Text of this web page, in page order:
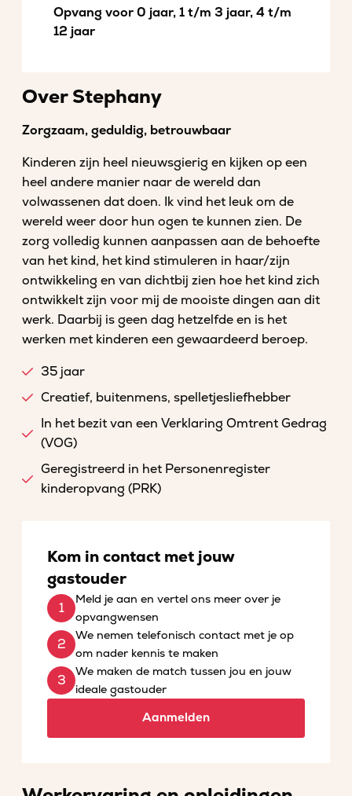
Opvang voor 0 jaar, 1 t/m 3 jaar, 4 t/m
12 jaar
Over Stephany
Zorgzaam, geduldig, betrouwbaar
Kinderen zijn heel nieuwsgierig en kijken op een
heel andere manier naar de wereld dan
volwassenen dat doen. Ik vind het leuk om de
wereld weer door hun ogen te kunnen zien. De
zorg volledig kunnen aanpassen aan de behoefte
van het kind, het kind stimuleren in haar/zijn
ontwikkeling en van dichtbij zien hoe het kind zich
ontwikkelt zijn voor mij de mooiste dingen aan dit
werk. Daarbij is geen dag hetzelfde en is het
werken met kinderen een gewaardeerd beroep.
35 jaar
Creatief, buitenmens, spelletjesliefhebber
In het bezit van een Verklaring Omtrent Gedrag
(VOG)
Geregistreerd in het Personenregister
kinderopvang (PRK)
Kom in contact met jouw
gastouder
Meld je aan en vertel ons meer over je
opvangwensen
We nemen telefonisch contact met je op
om nader kennis te maken
We maken de match tussen jou en jouw
ideale gastouder
Aanmelden